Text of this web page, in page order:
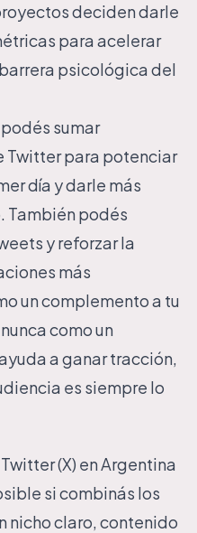
deciden darle
para acelerar
psicológica del
sumar
Twitterpara potenciar
día y darle más
También podés
y reforzar la
más
un complemento a tu
como un
a ganar tracción,
es siempre lo
(X) en Argentina
si combinás los
nicho claro, contenido